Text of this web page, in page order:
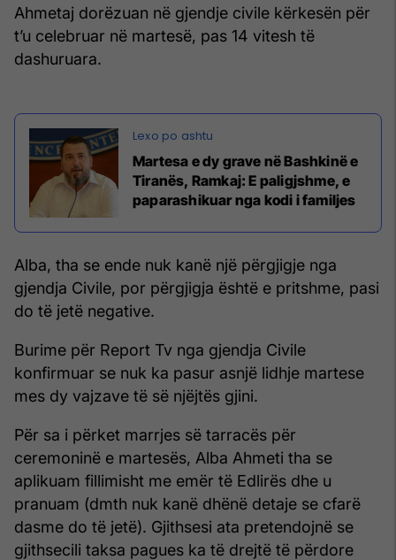
Ahmetaj dorëzuan në gjendje civile kërkesën për
t’u celebruar në martesë, pas 14 vitesh të
dashuruara.
Martesa e dy grave në Bashkinë e
Tiranës, Ramkaj: E paligjshme, e
paparashikuar nga kodi i familjes
Alba, tha se ende nuk kanë një përgjigje nga
gjendja Civile, por përgjigja është e pritshme, pasi
do të jetë negative.
Burime për Report Tv nga gjendja Civile
konfirmuar se nuk ka pasur asnjë lidhje martese
mes dy vajzave të së njëjtës gjini.
Për sa i përket marrjes së tarracës për
ceremoninë e martesës, Alba Ahmeti tha se
aplikuam fillimisht me emër të Edlirës dhe u
pranuam (dmth nuk kanë dhënë detaje se cfarë
dasme do të jetë). Gjithsesi ata pretendojnë se
gjithsecili taksa pagues ka të drejtë të përdore